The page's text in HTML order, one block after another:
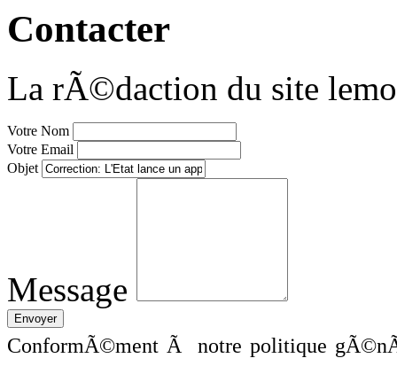
Contacter
La rÃ©daction du site
Votre Nom
Votre Email
Objet
Message
ConformÃ©ment Ã notre politique